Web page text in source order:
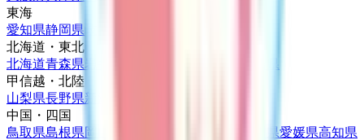
東海
愛知県静岡県
北海道・東北
北海道青森県岩手県
甲信越・北陸
山梨県長野県新潟県
中国・四国
鳥取県島根県岡山県 香川県愛媛県高知県